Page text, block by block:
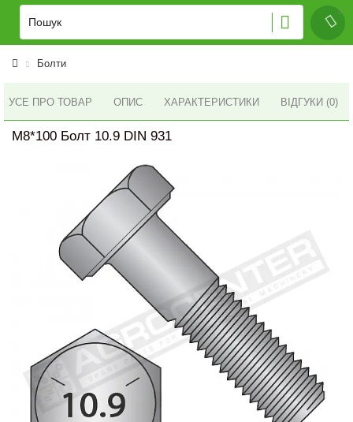
Болти
УСЕ ПРО ТОВАР ОПИС ХАРАКТЕРИСТИКИ ВІДГУКИ (0)
M8*100 Болт 10.9 DIN 931